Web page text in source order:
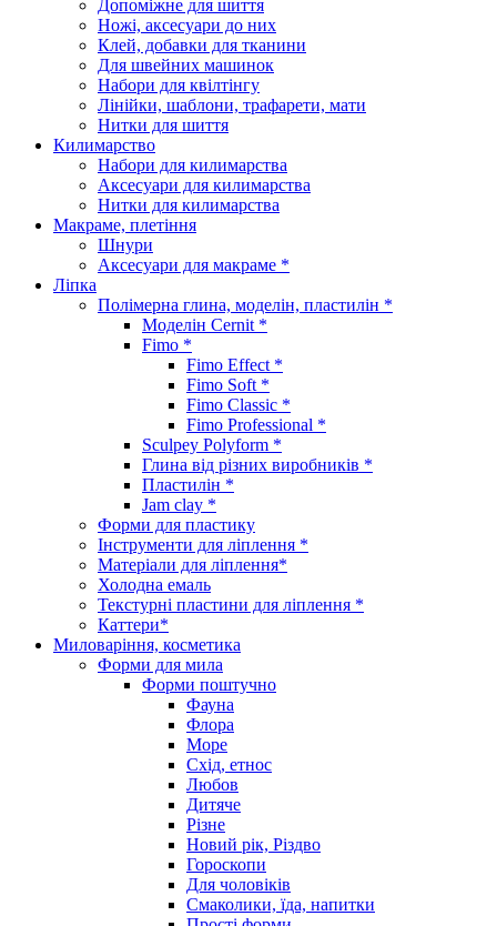
Допоміжне для шиття
Ножі, аксесуари до них
Клей, добавки для тканини
Для швейних машинок
Набори для квілтінгу
Лінійки, шаблони, трафарети, мати
Нитки для шиття
Килимарство
Набори для килимарства
Аксесуари для килимарства
Нитки для килимарства
Макраме, плетіння
Шнури
Аксесуари для макраме *
Ліпка
Полімерна глина, моделін, пластилін *
Моделін Cernit *
Fimo *
Fimo Effect *
Fimo Soft *
Fimo Classic *
Fimo Professional *
Sculpey Polyform *
Глина від різних виробників *
Пластилін *
Jam clay *
Форми для пластику
Інструменти для ліплення *
Матеріали для ліплення*
Холодна емаль
Текстурні пластини для ліплення *
Каттери*
Миловаріння, косметика
Форми для мила
Форми поштучно
Фауна
Флора
Море
Схід, етнос
Любов
Дитяче
Різне
Новий рік, Різдво
Гороскопи
Для чоловіків
Смаколики, їда, напитки